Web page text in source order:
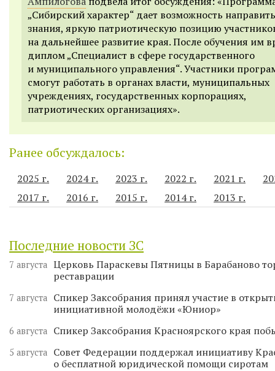
„Сибирский характер“ дает возможность
знания, яркую патриотическую позицию
на дальнейшее развитие края. После обучения им
диплом „Специалист в сфере государственного
и муниципального управления“. Участники
смогут работать в органах власти, муниципальных
учреждениях, государственных корпорациях,
патриотических организациях».
Ранее обсуждалось:
2025 г. 2024 г. 2023 г. 2022 г. 2021 г.
2017 г.
2016 г. 2015 г. 2014 г. 2013 г.
Последние новости ЗС
7 августа Церковь Параскевы Пятницы в Барабаново
реставрации
7 августа
Спикер Заксобрания принял участие в
инициативной молодёжи «Юниор»
6 августа Спикер Заксобрания Красноярского края
5 августа
Совет Федерации поддержал инициативу
о бесплатной юридической помощи сиротам